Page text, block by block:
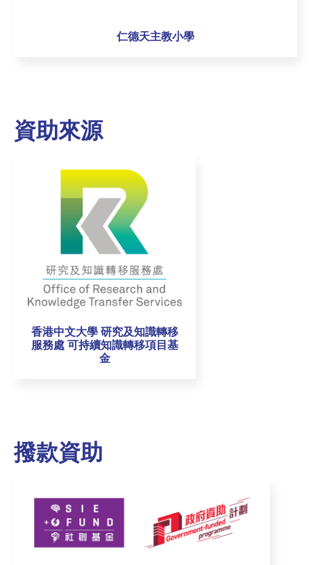
仁德天主教小學
資助來源
香港中文大學 研究及知識轉移
服務處 可持續知識轉移項目基
金
撥款資助